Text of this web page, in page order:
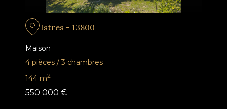
Istres - 13800
Maison
4 pièces / 3 chambres
144 m2
550 000 €